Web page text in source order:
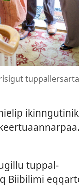
ikin­ngutinik
tup­pal­
Biibilimi